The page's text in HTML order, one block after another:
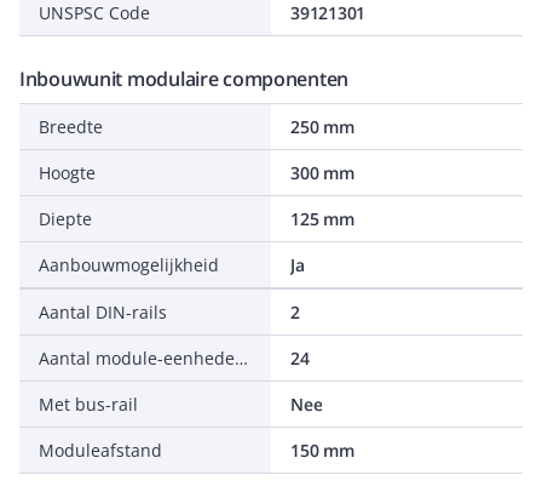
UNSPSC Code 39121301
Inbouwunit modulaire componenten
Breedte
250 mm
Hoogte
300 mm
Diepte
125 mm
Aanbouwmogelijkheid
Ja
Aantal DIN-rails
2
Aantal module-eenheden per DIN-rail
24
Met bus-rail
Nee
Moduleafstand
150 mm